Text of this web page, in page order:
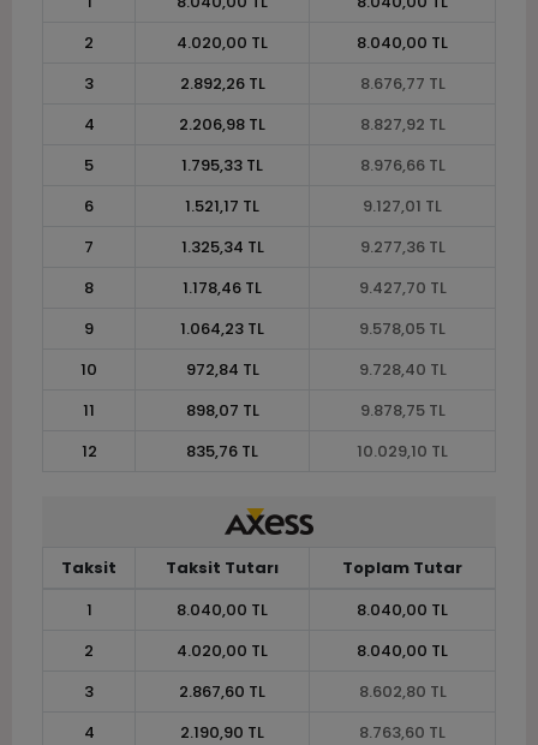
2
4.020,00 TL
8.040,00 TL
3
2.892,26 TL
8.676,77 TL
4
2.206,98 TL
8.827,92 TL
5
1.795,33 TL
8.976,66 TL
6
1.521,17 TL
9.127,01 TL
7
1.325,34 TL
9.277,36 TL
8
1.178,46 TL
9.427,70 TL
9
1.064,23 TL
9.578,05 TL
10
972,84 TL
9.728,40 TL
11
898,07 TL
9.878,75 TL
12
835,76 TL 10.029,10 TL
Taksit Taksit Tutarı
Toplam Tutar
1
8.040,00 TL
8.040,00 TL
2
4.020,00 TL
8.040,00 TL
3
2.867,60 TL
8.602,80 TL
4
2.190,90 TL
8.763,60 TL